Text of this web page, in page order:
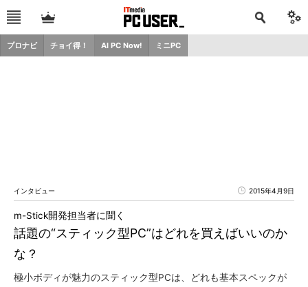
プロナビ チョイ得！ AI PC Now! ミニPC
インタビュー 2015年4月9日
話題の“スティック型PC”はどれを買えばいいのか
な？
m-Stick開発担当者に聞く
極小ボディが魅力のスティック型PCは、どれも基本スペックが